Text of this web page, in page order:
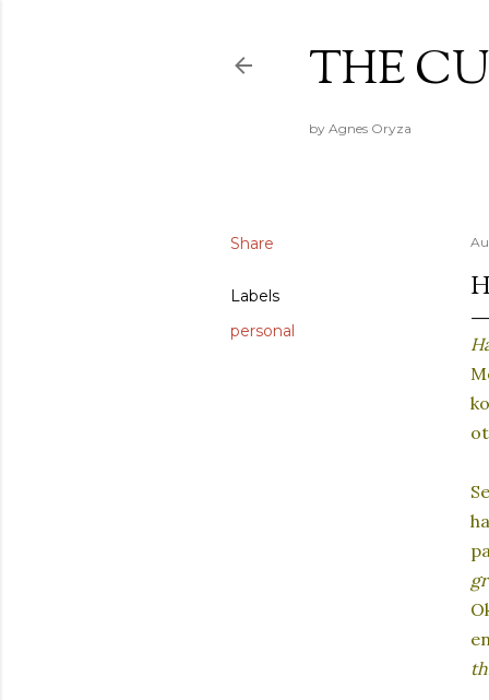
THE
by Agnes Oryza
Share
Labels
personal